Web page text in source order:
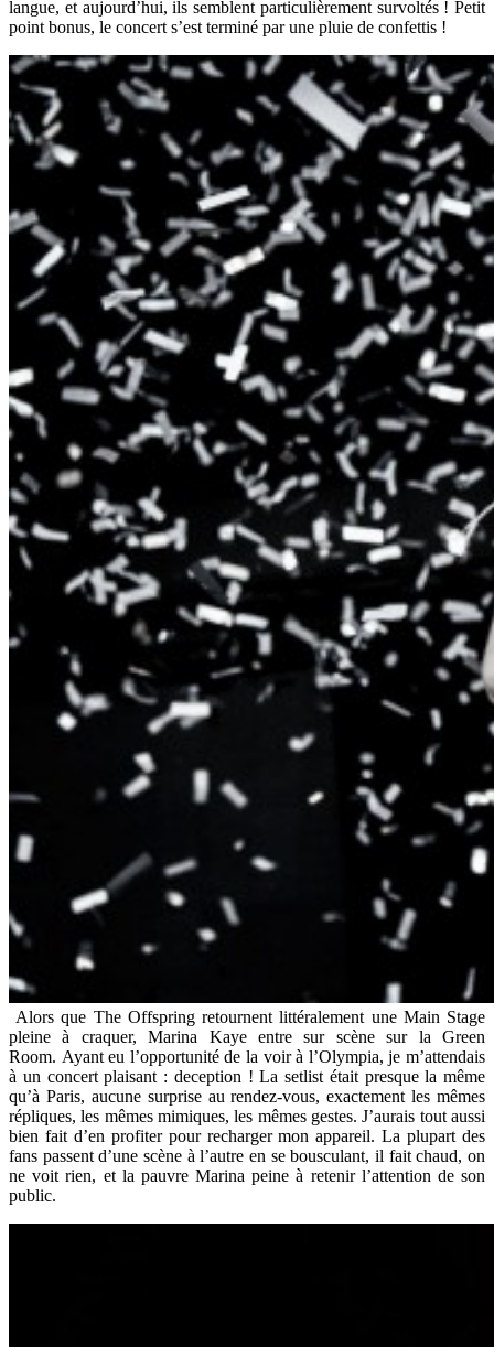
langue, et aujourd’hui, ils semblent particulièrement survoltés ! Petit
point bonus, le concert s’est terminé par une pluie de confettis !
Alors que The Offspring retournent littéralement une Main Stage
pleine à craquer, Marina Kaye entre sur scène sur la Green
Room. Ayant eu l’opportunité de la voir à l’Olympia, je m’attendais
à un concert plaisant : deception ! La setlist était presque la même
qu’à Paris, aucune surprise au rendez-vous, exactement les mêmes
répliques, les mêmes mimiques, les mêmes gestes. J’aurais tout aussi
bien fait d’en profiter pour recharger mon appareil. La plupart des
fans passent d’une scène à l’autre en se bousculant, il fait chaud, on
ne voit rien, et la pauvre Marina peine à retenir l’attention de son
public.